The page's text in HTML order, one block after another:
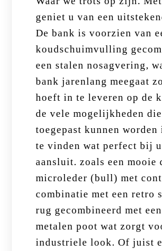
geniet u van een
De bank is voorzien van
koudschuimvulling
een stalen nosagvering,
bank jarenlang meegaat
hoeft in te leveren op de
de vele mogelijkheden
toegepast kunnen worden
te vinden wat perfect bij
aansluit. zoals een mooie
microleder (bull) met
combinatie met een retro
rug gecombineerd met
metalen poot wat zorgt
industriele look. Of juist